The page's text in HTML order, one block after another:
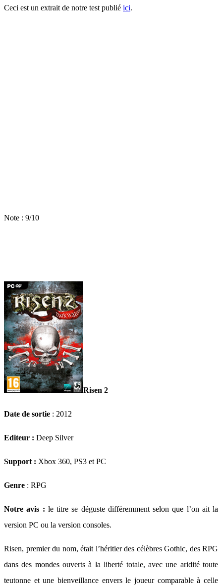
Ceci est un extrait de notre test publié ici.
Note : 9/10
Risen 2
Date de sortie : 2012
Editeur : Deep Silver
Support : Xbox 360, PS3 et PC
Genre : RPG
Notre avis : le titre se déguste différemment selon que l’on ait la
version PC ou la version consoles.
Risen, premier du nom, était l’héritier des célèbres Gothic, des RPG
dans des mondes ouverts à la liberté totale, avec une aridité toute
teutonne et une bienveillance envers le joueur comparable à celle